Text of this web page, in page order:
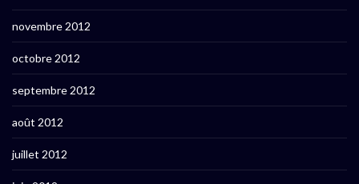
novembre 2012
octobre 2012
septembre 2012
août 2012
juillet 2012